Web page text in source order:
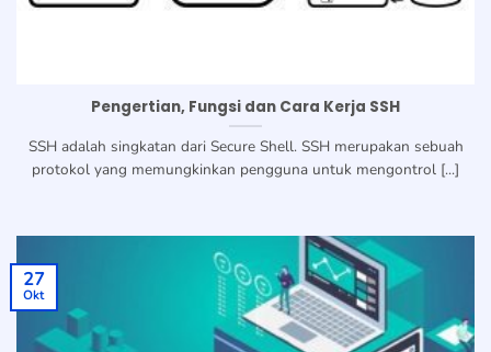
Pengertian, Fungsi dan Cara Kerja SSH
SSH adalah singkatan dari Secure Shell. SSH merupakan sebuah
protokol yang memungkinkan pengguna untuk mengontrol [...]
27
Okt